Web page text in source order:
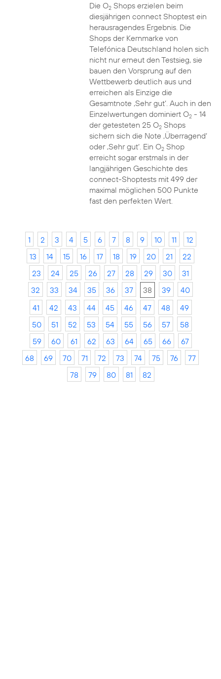
Die O2Shops erzielen beim
diesjährigen connect Shoptest ein
herausragendes Ergebnis. Die
Shops der Kernmarke von
Telefónica Deutschland holen sich
nicht nur erneut den Testsieg, sie
bauen den Vorsprung auf den
Wettbewerb deutlich aus und
erreichen als Einzige die
Gesamtnote ‚Sehr gut‘. Auch in den
Einzelwertungen dominiert O2- 14
der getesteten 25 O2Shops
sichern sich die Note ‚Überragend‘
oder ‚Sehr gut‘. Ein O2Shop
erreicht sogar erstmals in der
langjährigen Geschichte des
connect-Shoptests mit 499 der
maximal möglichen 500 Punkte
fast den perfekten Wert.
1 2 3 4 5 6 7 8 9 10 11
12
13
14 15 16 17 18 19 20 21
22
23
24 25 26 27 28 29 30
31
32
33 34 35 36 37 38 39
40
41
42 43 44 45 46 47 48
49
50
51 52 53 54 55 56 57
58
59
60 61 62 63 64 65 66
67
68
69 70 71 72 73 74 75 76
77
78
79 80 81 82